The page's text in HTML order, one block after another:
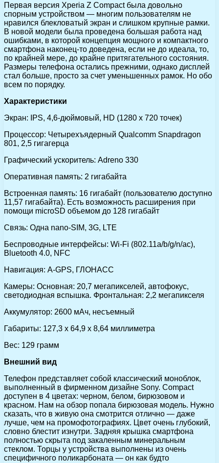
Первая версия Xperia Z Compact была довольно
спорным устройством — многим пользователям не
нравился блекловатый экран и слишком крупные рамки.
В новой модели была проведена большая работа над
ошибками, в которой концепция мощного и компактного
смартфона наконец-то доведена, если не до идеала, то,
по крайней мере, до крайне притягательного состояния.
Размеры телефона остались прежними, однако дисплей
стал больше, просто за счет уменьшенных рамок. Но обо
всем по порядку.
Характеристики
Экран: IPS, 4,6-дюймовый, HD (1280 х 720 точек)
Процессор: Четырехъядерный Qualcomm Snapdragon
801, 2,5 гигагерца
Графический ускоритель: Adreno 330
Оперативная память: 2 гигабайта
Встроенная память: 16 гигабайт (пользователю доступно
11,57 гигабайта). Есть возможность расширения при
помощи microSD объемом до 128 гигабайт
Связь: Одна nano-SIM, 3G, LTE
Беспроводные интерфейсы: Wi-Fi (802.11a/b/g/n/ac),
Bluetooth 4.0, NFC
Навигация: A-GPS, ГЛОНАСС
Камеры: Основная: 20,7 мегапикселей, автофокус,
светодиодная вспышка. Фронтальная: 2,2 мегапикселя
Аккумулятор: 2600 мАч, несъемный
Габариты: 127,3 x 64,9 x 8,64 миллиметра
Вес: 129 грамм
Внешний вид
Телефон представляет собой классический моноблок,
выполненный в фирменном дизайне Sony. Compact
доступен в 4 цветах: черном, белом, бирюзовом и
красном. Нам на обзор попала бирюзовая модель. Нужно
сказать, что в живую она смотрится отлично — даже
лучше, чем на промофотографиях. Цвет очень глубокий,
словно блестит изнутри. Задняя крышка смартфона
полностью скрыта под закаленным минеральным
стеклом. Торцы у устройства выполнены из очень
специфичного поликарбоната — он как будто